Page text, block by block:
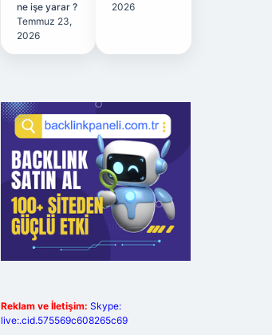
ne işe yarar ?
Temmuz 23,
2026
2026
Reklam ve İletişim: Skype:
live:.cid.575569c608265c69